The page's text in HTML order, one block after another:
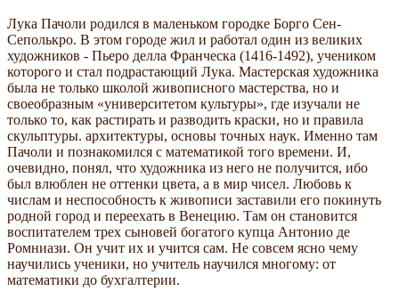
Лука Пачоли родился в маленьком городке Борго Сен-
Сеполькро. В этом городе жил и работал один из великих
художников - Пьеро делла Франческа (1416-1492), учеником
которого и стал подрастающий Лука. Мастерская художника
была не только школой живописного мастерства, но и
своеобразным «университетом культуры», где изучали не
только то, как растирать и разводить краски, но и правила
скульптуры. архитектуры, основы точных наук. Именно там
Пачоли и познакомился с математикой того времени. И,
очевидно, понял, что художника из него не получится, ибо
был влюблен не оттенки цвета, а в мир чисел. Любовь к
числам и неспособность к живописи заставили его покинуть
родной город и переехать в Венецию. Там он становится
воспитателем трех сыновей богатого купца Антонио де
Ромниази. Он учит их и учится сам. Не совсем ясно чему
научились ученики, но учитель научился многому: от
математики до бухгалтерии.